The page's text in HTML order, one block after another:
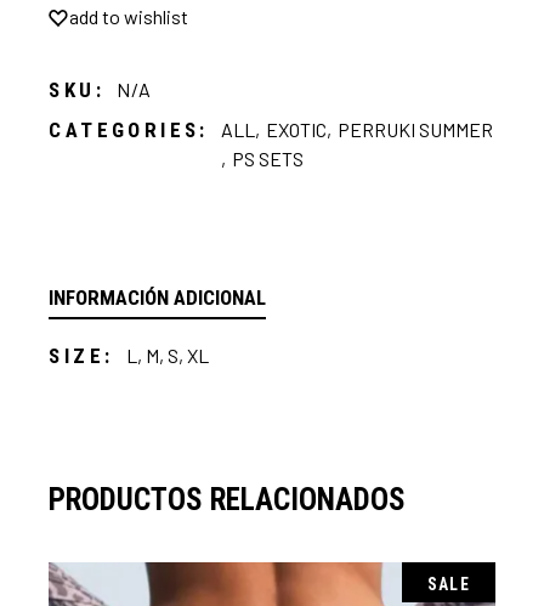
add to wishlist
SKU: N/A
CATEGORIES: ALL , EXOTIC, PERRUKI SUMMER
, PS SETS
INFORMACIÓN ADICIONAL
SIZE L, M, S, XL
PRODUCTOS RELACIONADOS
SALE